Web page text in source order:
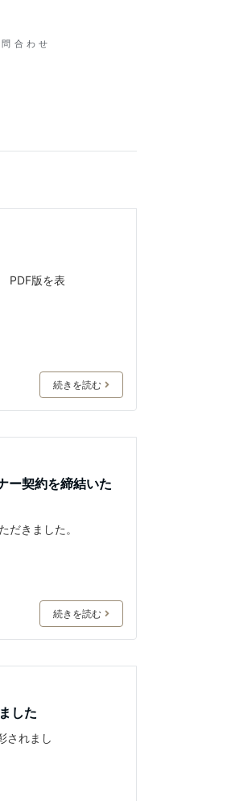
問合わせ
PDF版を表
続きを読む
ー契約を締結いた
だきました。
続きを読む
した
されまし